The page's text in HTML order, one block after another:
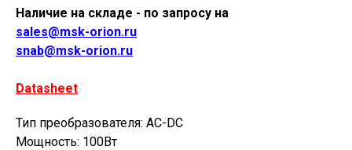
Наличие на складе - по запросу на
sales@msk-orion.ru
snab@msk-orion.ru
Datasheet
Тип преобразователя: AC-DC
Мощность: 100Вт